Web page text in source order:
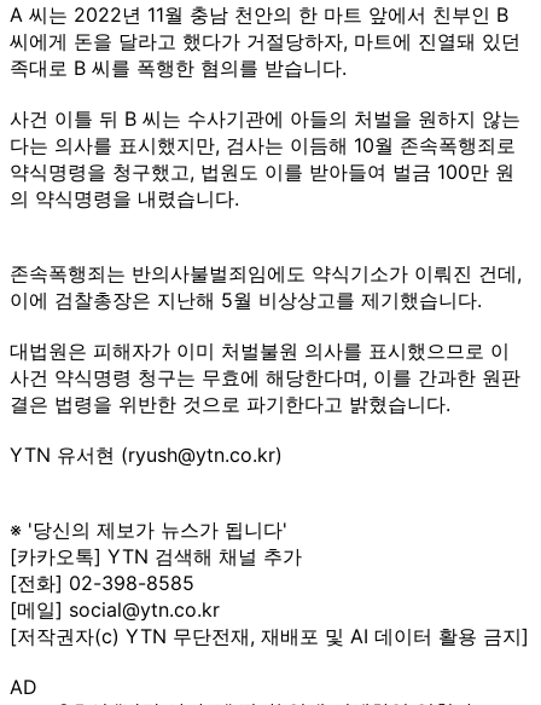
A 씨는 2022년 11월 충남 천안의 한 마트 앞에서 친부인 B
씨에게 돈을 달라고 했다가 거절당하자, 마트에 진열돼 있던
족대로 B 씨를 폭행한 혐의를 받습니다.
사건 이틀 뒤 B 씨는 수사기관에 아들의 처벌을 원하지 않는
다는 의사를 표시했지만, 검사는 이듬해 10월 존속폭행죄로
약식명령을 청구했고, 법원도 이를 받아들여 벌금 100만 원
의 약식명령을 내렸습니다.
존속폭행죄는 반의사불벌죄임에도 약식기소가 이뤄진 건데,
이에 검찰총장은 지난해 5월 비상상고를 제기했습니다.
대법원은 피해자가 이미 처벌불원 의사를 표시했으므로 이
사건 약식명령 청구는 무효에 해당한다며, 이를 간과한 원판
결은 법령을 위반한 것으로 파기한다고 밝혔습니다.
YTN 유서현 (ryush@ytn.co.kr)
※ '당신의 제보가 뉴스가 됩니다'
[카카오톡] YTN 검색해 채널 추가
[전화] 02-398-8585
[메일] social@ytn.co.kr
[저작권자(c) YTN 무단전재, 재배포 및 AI 데이터 활용 금지]
AD